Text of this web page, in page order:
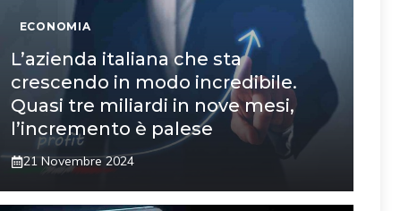
ECONOMIA
L’azienda italiana che sta
crescendo in modo incredibile.
Quasi tre miliardi in nove mesi,
l’incremento è palese
21 Novembre 2024